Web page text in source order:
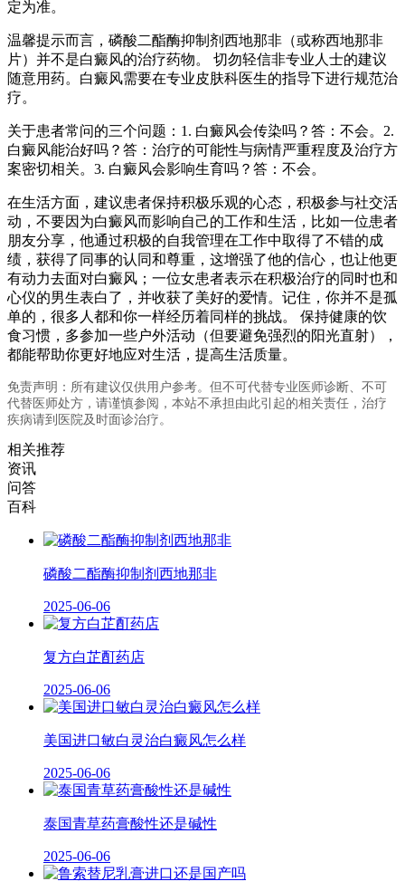
定为准。
温馨提示而言，磷酸二酯酶抑制剂西地那非（或称西地那非
片）并不是白癜风的治疗药物。 切勿轻信非专业人士的建议
随意用药。白癜风需要在专业皮肤科医生的指导下进行规范治
疗。
关于患者常问的三个问题：1. 白癜风会传染吗？答：不会。2.
白癜风能治好吗？答：治疗的可能性与病情严重程度及治疗方
案密切相关。3. 白癜风会影响生育吗？答：不会。
在生活方面，建议患者保持积极乐观的心态，积极参与社交活
动，不要因为白癜风而影响自己的工作和生活，比如一位患者
朋友分享，他通过积极的自我管理在工作中取得了不错的成
绩，获得了同事的认同和尊重，这增强了他的信心，也让他更
有动力去面对白癜风；一位女患者表示在积极治疗的同时也和
心仪的男生表白了，并收获了美好的爱情。记住，你并不是孤
单的，很多人都和你一样经历着同样的挑战。 保持健康的饮
食习惯，多参加一些户外活动（但要避免强烈的阳光直射），
都能帮助你更好地应对生活，提高生活质量。
免责声明：所有建议仅供用户参考。但不可代替专业医师诊断、不可
代替医师处方，请谨慎参阅，本站不承担由此引起的相关责任，治疗
疾病请到医院及时面诊治疗。
相关推荐
资讯
问答
百科
磷酸二酯酶抑制剂西地那非
2025-06-06
复方白芷酊药店
2025-06-06
美国进口敏白灵治白癜风怎么样
2025-06-06
泰国青草药膏酸性还是碱性
2025-06-06